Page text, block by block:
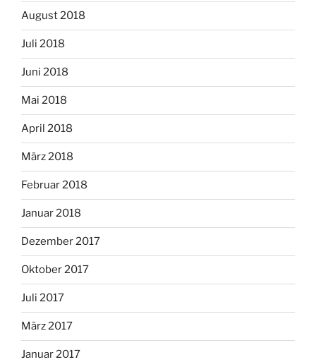
August 2018
Juli 2018
Juni 2018
Mai 2018
April 2018
März 2018
Februar 2018
Januar 2018
Dezember 2017
Oktober 2017
Juli 2017
März 2017
Januar 2017